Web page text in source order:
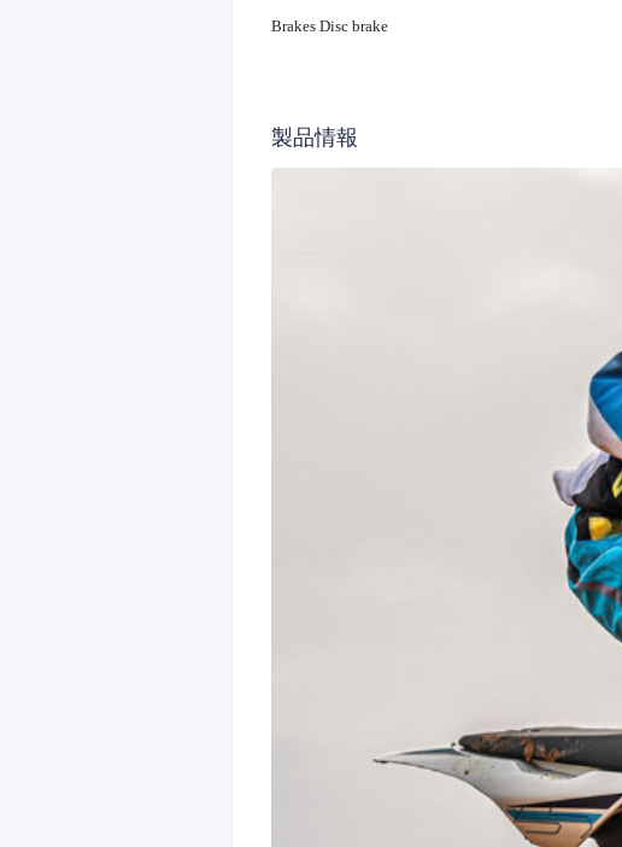
Brakes Disc brake
製品情報